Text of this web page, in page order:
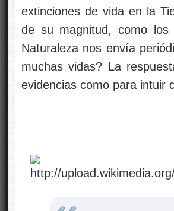
extinciones de vida en la
de su magnitud, como
Naturaleza nos envía
muchas vidas? La
evidencias como para intuir